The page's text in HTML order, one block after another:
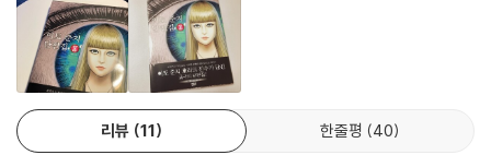
리뷰 11 한줄평 40